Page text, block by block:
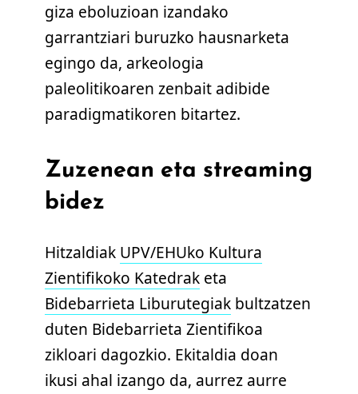
giza eboluzioan izandako
garrantziari buruzko hausnarketa
egingo da, arkeologia
paleolitikoaren zenbait adibide
paradigmatikoren bitartez.
Zuzenean eta streaming
bidez
Hitzaldiak UPV/EHUko Kultura
Zientifikoko Katedrak eta
Bidebarrieta Liburutegiak bultzatzen
duten Bidebarrieta Zientifikoa
zikloari dagozkio. Ekitaldia doan
ikusi ahal izango da, aurrez aurre